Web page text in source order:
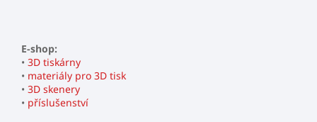
E-shop:
• 3D tiskárny
• materiály pro 3D tisk
• 3D skenery
• příslušenství